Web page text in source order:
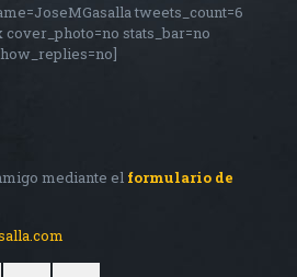
tweets_count=6
stats_bar=no
mediante el formulario de